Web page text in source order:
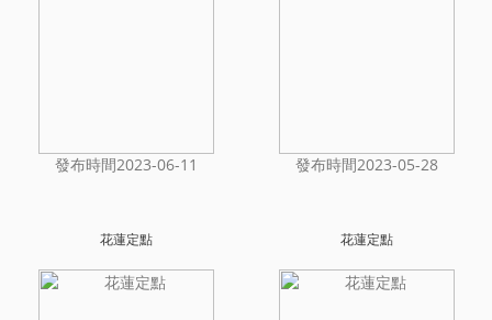
發布時間2023-06-11 發布時間2023-05-28
花蓮定點 花蓮定點